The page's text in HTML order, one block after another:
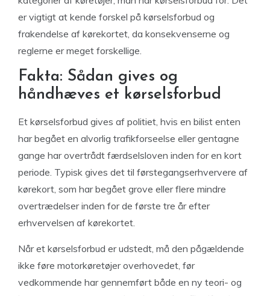
er vigtigt at kende forskel på kørselsforbud og
frakendelse af kørekortet, da konsekvenserne og
reglerne er meget forskellige.
Fakta: Sådan gives og
håndhæves et kørselsforbud
Et kørselsforbud gives af politiet, hvis en bilist enten
har begået en alvorlig trafikforseelse eller gentagne
gange har overtrådt færdselsloven inden for en kort
periode. Typisk gives det til førstegangserhververe af
kørekort, som har begået grove eller flere mindre
overtrædelser inden for de første tre år efter
erhvervelsen af kørekortet.
Når et kørselsforbud er udstedt, må den pågældende
ikke føre motorkøretøjer overhovedet, før
vedkommende har gennemført både en ny teori- og